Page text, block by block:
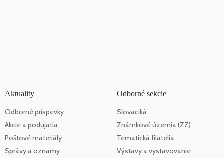
Aktuality
Odborné príspevky
Akcie a podujatia
Poštové materiály
Správy a oznamy
Odborné sekcie
Slovaciká
Známkové územia (ZZ)
Tematická filatelia
Výstavy a vystavovanie